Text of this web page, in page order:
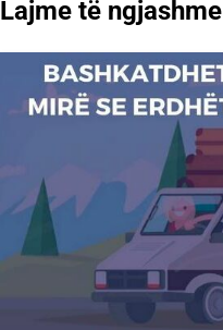
Lajme të ngjashme